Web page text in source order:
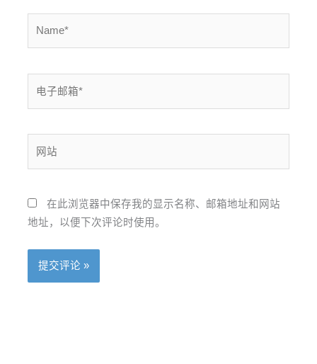
箱
在此浏览器中保存我的显示名称、邮箱地址和网站
地址，以便下次评论时使用。